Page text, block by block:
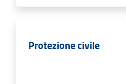
Protezione civile